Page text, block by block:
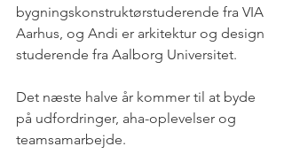
bygningskonstruktørstuderende fra VIA
Aarhus, og Andi er arkitektur og design
studerende fra Aalborg Universitet.
Det næste halve år kommer til at byde
på udfordringer, aha-oplevelser og
teamsamarbejde.